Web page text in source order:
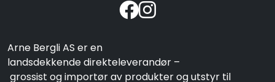
Arne Bergli AS er en
landsdekkende direkteleverandør –
grossist og importør av produkter og utstyr til